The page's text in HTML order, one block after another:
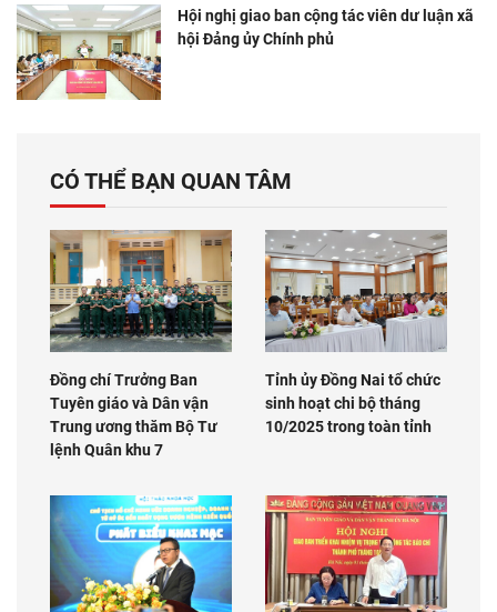
Hội nghị giao ban cộng tác viên dư luận xã
hội Đảng ủy Chính phủ
CÓ THỂ BẠN QUAN TÂM
Đồng chí Trưởng Ban
Tuyên giáo và Dân vận
Trung ương thăm Bộ Tư
lệnh Quân khu 7
Tỉnh ủy Đồng Nai tổ chức
sinh hoạt chi bộ tháng
10/2025 trong toàn tỉnh